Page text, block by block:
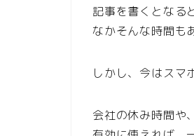
記事を書くとなる
なかそんな時間も
しかし、今はスマ
会社の休み時間や